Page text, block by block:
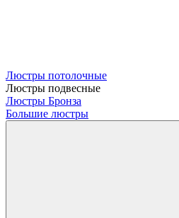
Люстры потолочные
Люстры подвесные
Люстры Бронза
Большие люстры